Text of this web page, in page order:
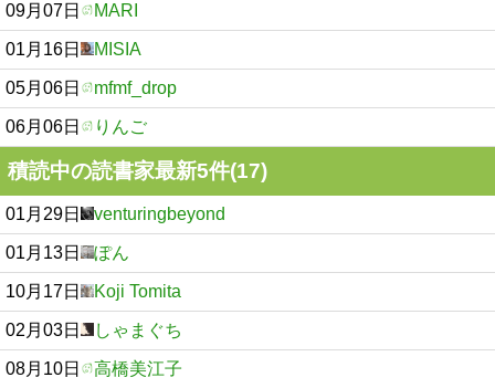
09月07日 MARI
01月16日 MISIA
05月06日 mfmf_drop
06月06日 りんご
積読中の読書家最新5件(17)
01月29日 venturingbeyond
01月13日 ぽん
10月17日 Koji Tomita
02月03日 しゃまぐち
08月10日 高橋美江子